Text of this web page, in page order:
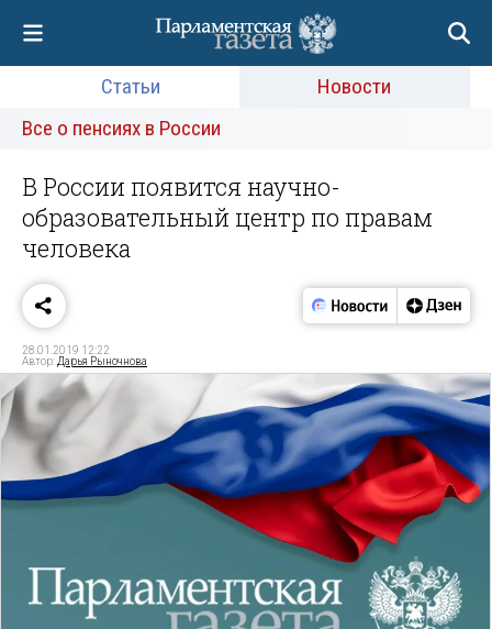
Статьи
Новости
Все о пенсиях в России
В России появится научно-
образовательный центр по правам
человека
28.01.2019 12:22
Автор: Дарья Рыночнова